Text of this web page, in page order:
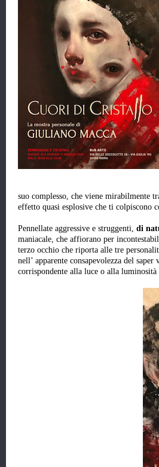
suo complesso, che viene mirabilmente
effetto quasi esplosive che ti colpiscono
Pennellate aggressive e struggenti, di
maniacale, che affiorano per
terzo occhio che riporta alle tre
nell’ apparente consapevolezza del
corrispondente alla luce o alla luminosità